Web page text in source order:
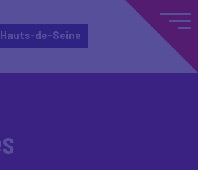
Hauts-de-Seine